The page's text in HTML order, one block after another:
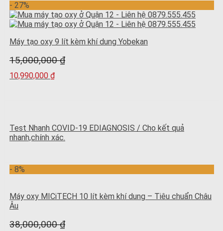
- 27%
Máy tạo oxy 9 lít kèm khí dung Yobekan
15,000,000₫
10,990,000 ₫
Test Nhanh COVID-19 EDIAGNOSIS / Cho kết quả
nhanh,chính xác.
- 8%
Máy oxy MICiTECH 10 lít kèm khí dung – Tiêu chuẩn Châu
Âu
38,000,000₫